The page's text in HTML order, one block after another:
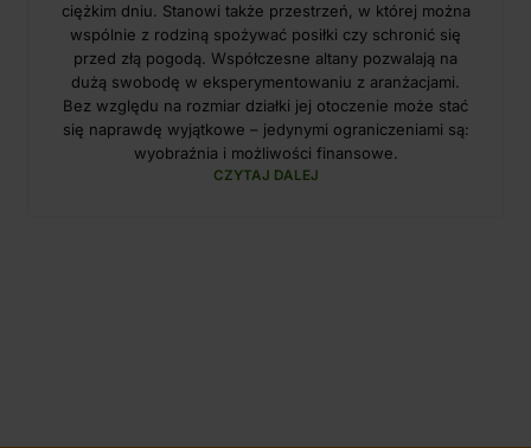
ciężkim dniu. Stanowi także przestrzeń, w której można
wspólnie z rodziną spożywać posiłki czy schronić się
przed złą pogodą. Współczesne altany pozwalają na
dużą swobodę w eksperymentowaniu z aranżacjami.
Bez względu na rozmiar działki jej otoczenie może stać
się naprawdę wyjątkowe – jedynymi ograniczeniami są:
wyobraźnia i możliwości finansowe.
CZYTAJ DALEJ